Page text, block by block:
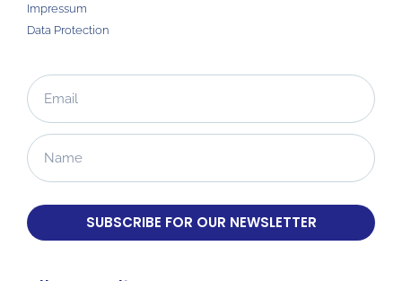
Impressum
Data Protection
SUBSCRIBE FOR OUR NEWSLETTER